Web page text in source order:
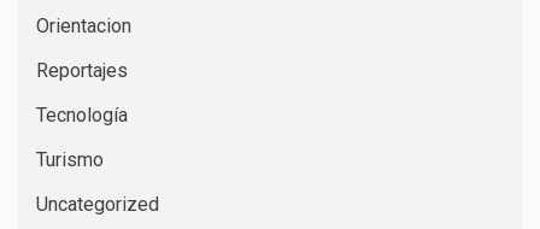
Orientacion
Reportajes
Tecnología
Turismo
Uncategorized